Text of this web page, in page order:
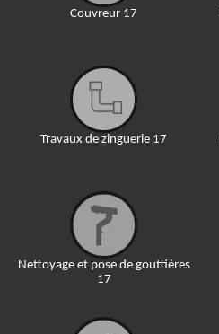
Couvreur 17
Travaux de zinguerie 17
Nettoyage et pose de gouttières
17